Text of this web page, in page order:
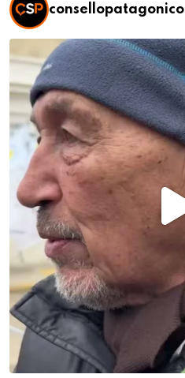
consellopatagonico